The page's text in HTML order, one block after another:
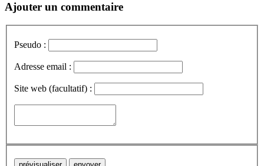
Ajouter un commentaire
Pseudo :
Adresse email :
Site web (facultatif) :